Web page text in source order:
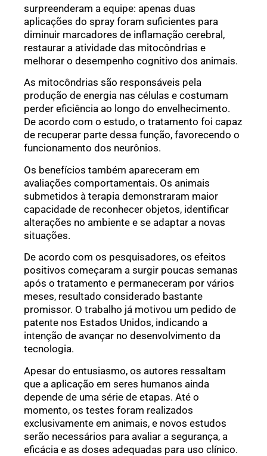
surpreenderam a equipe: apenas duas
aplicações do spray foram suficientes para
diminuir marcadores de inflamação cerebral,
restaurar a atividade das mitocôndrias e
melhorar o desempenho cognitivo dos animais.
As mitocôndrias são responsáveis pela
produção de energia nas células e costumam
perder eficiência ao longo do envelhecimento.
De acordo com o estudo, o tratamento foi capaz
de recuperar parte dessa função, favorecendo o
funcionamento dos neurônios.
Os benefícios também apareceram em
avaliações comportamentais. Os animais
submetidos à terapia demonstraram maior
capacidade de reconhecer objetos, identificar
alterações no ambiente e se adaptar a novas
situações.
De acordo com os pesquisadores, os efeitos
positivos começaram a surgir poucas semanas
após o tratamento e permaneceram por vários
meses, resultado considerado bastante
promissor. O trabalho já motivou um pedido de
patente nos Estados Unidos, indicando a
intenção de avançar no desenvolvimento da
tecnologia.
Apesar do entusiasmo, os autores ressaltam
que a aplicação em seres humanos ainda
depende de uma série de etapas. Até o
momento, os testes foram realizados
exclusivamente em animais, e novos estudos
serão necessários para avaliar a segurança, a
eficácia e as doses adequadas para uso clínico.